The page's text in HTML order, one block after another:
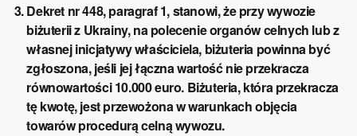
Dekret nr 448, paragraf 1, stanowi, że przy wywozie
biżuterii z Ukrainy, na polecenie organów celnych lub z
własnej inicjatywy właściciela, biżuteria powinna być
zgłoszona, jeśli jej łączna wartość nie przekracza
równowartości 10.000 euro. Biżuteria, która przekracza
tę kwotę, jest przewożona w warunkach objęcia
towarów procedurą celną wywozu.